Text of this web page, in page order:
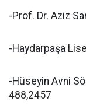
-Prof. Dr. Aziz
-Haydarpaşa
-Hüseyin Avni
488,2457